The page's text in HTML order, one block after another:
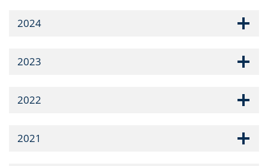
2024
2023
2022
2021